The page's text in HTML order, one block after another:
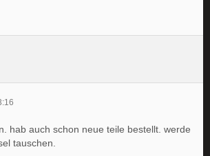
hab auch schon neue teile bestellt. werde
tauschen.